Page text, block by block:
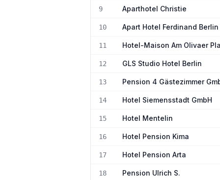
9 Aparthotel Christie
10 Apart Hotel Ferdinand Berlin
11 Hotel-Maison Am Olivaer
12 GLS Studio Hotel Berlin
13 Pension 4 Gästezimmer
14 Hotel Siemensstadt GmbH
15 Hotel Mentelin
16 Hotel Pension Kima
17 Hotel Pension Arta
18 Pension Ulrich S.